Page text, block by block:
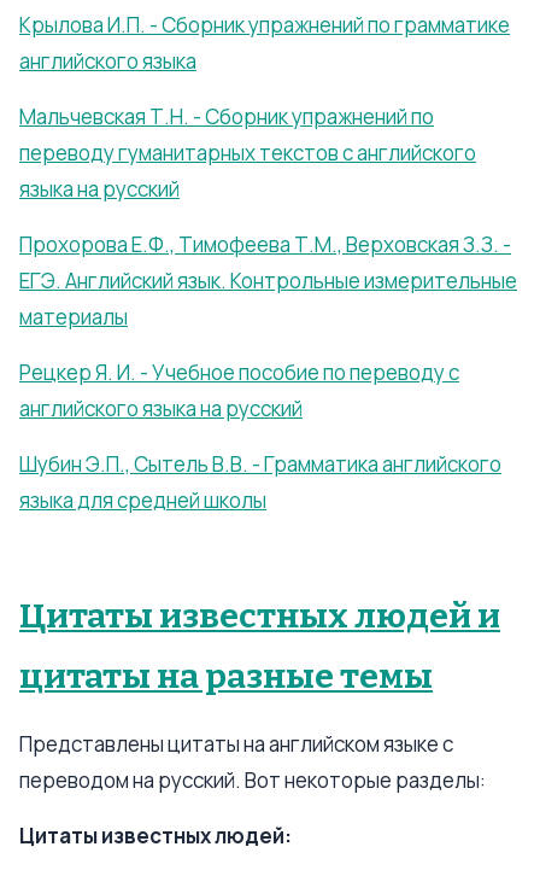
Крылова И.П. - Сборник упражнений по грамматике
английского языка
Мальчевская Т.Н. - Сборник упражнений по
переводу гуманитарных текстов с английского
языка на русский
Прохорова Е.Ф., Тимофеева Т.М., Верховская З.З. -
ЕГЭ. Английский язык. Контрольные измерительные
материалы
Рецкер Я. И. - Учебное пособие по переводу с
английского языка на русский
Шубин Э.П., Сытель В.В. - Грамматика английского
языка для средней школы
Цитаты известных людей и
цитаты на разные темы
Представлены цитаты на английском языке с
переводом на русский. Вот некоторые разделы:
Цитаты известных людей: